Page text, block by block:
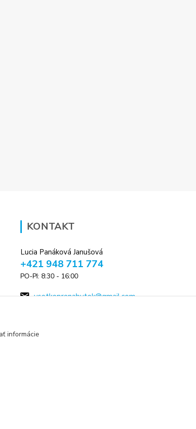
KONTAKT
Lucia Panáková Janušová
+421 948 711 774
PO-PI: 8:30 - 16:00
vsetkoprenabytok@gmail.com
informácie